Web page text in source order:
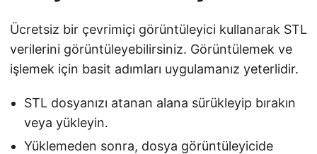
Ücretsiz bir çevrimiçi görüntüleyici kullanarak STL
verilerini görüntüleyebilirsiniz. Görüntülemek ve
işlemek için basit adımları uygulamanız yeterlidir.
STL dosyanızı atanan alana sürükleyip bırakın
veya yükleyin.
Yüklemeden sonra, dosya görüntüleyicide